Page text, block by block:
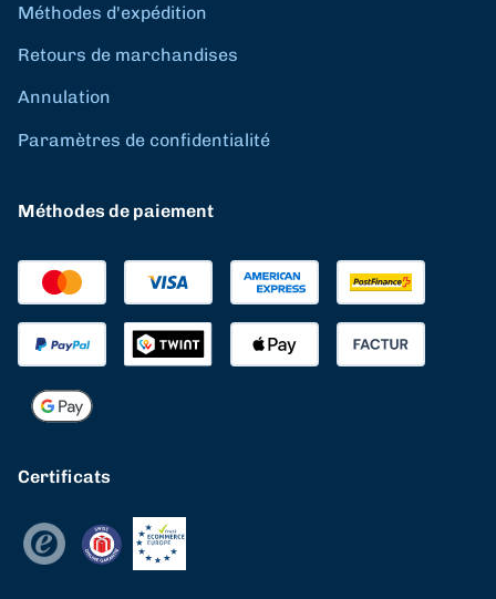
Méthodes d'expédition
Retours de marchandises
Annulation
Paramètres de confidentialité
Méthodes de paiement
Certificats